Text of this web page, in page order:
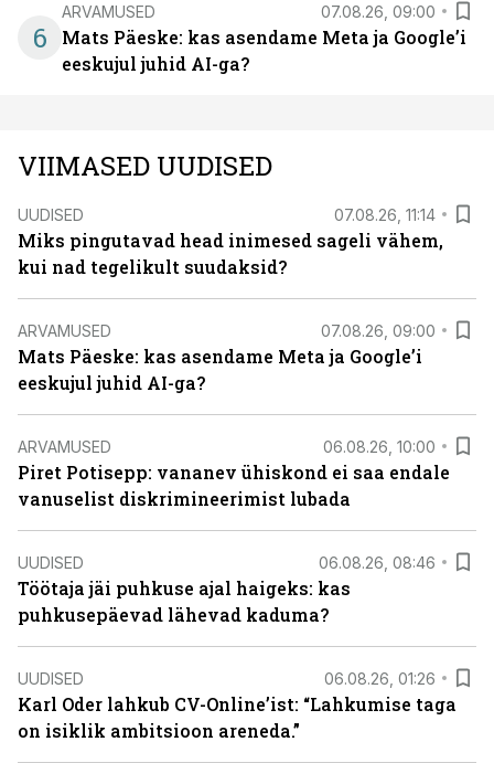
6
ARVAMUSED 07.08.26, 09:00
Mats Päeske: kas asendame Meta ja Google’i
eeskujul juhid AI-ga?
VIIMASED UUDISED
UUDISED 07.08.26, 11:14
Miks pingutavad head inimesed sageli vähem,
kui nad tegelikult suudaksid?
ARVAMUSED 07.08.26, 09:00
Mats Päeske: kas asendame Meta ja Google’i
eeskujul juhid AI-ga?
ARVAMUSED 06.08.26, 10:00
Piret Potisepp: vananev ühiskond ei saa endale
vanuselist diskrimineerimist lubada
UUDISED 06.08.26, 08:46
Töötaja jäi puhkuse ajal haigeks: kas
puhkusepäevad lähevad kaduma?
UUDISED 06.08.26, 01:26
Karl Oder lahkub CV-Online’ist: “Lahkumise taga
on isiklik ambitsioon areneda.”